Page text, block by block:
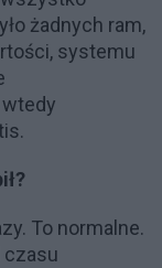
żadnych ram,
systemu
To normalne.
czasu